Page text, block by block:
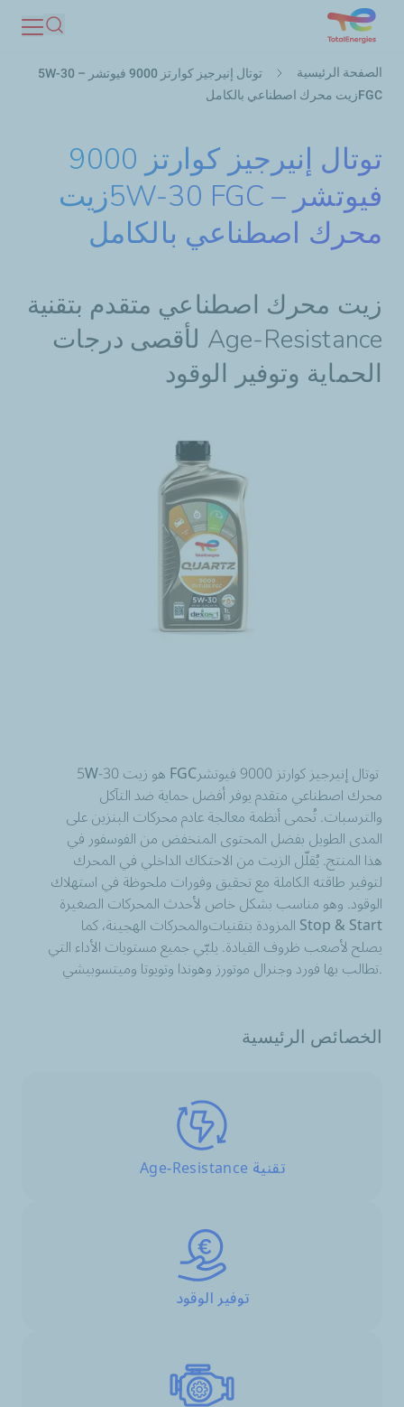
المحتوى
بحث
مسار
التنقل
الصفحة الرئيسية
توتال إنیرجیز كوارتز 9000 فیوتشر – 5W-30
FGCزیت محرك اصطناعي بالكامل
توتال إنیرجیز كوارتز 9000
فیوتشر – 5W-30 FGCزیت
محرك اصطناعي بالكامل
زيت محرك اصطناعي متقدم بتقنية
Age-Resistance لأقصى درجات
الحماية وتوفير الوقود
FGC ‏5W -30 هو زيت
محرك اصطناعي متقدم يوفر أفضل حماية ضد التآكل
والترسبات. تُحمى أنظمة معالجة عادم محركات البنزين على
المدى الطويل بفضل المحتوى المنخفض من الفوسفور في
هذا المنتج. يُقلّل الزيت من الاحتكاك الداخلي في المحرك
لتوفير طاقته الكاملة مع تحقيق وفورات ملحوظة في استهلاك
الوقود. وهو مناسب بشكل خاص لأحدث المحركات الصغيرة
Stop & Start
يصلح لأصعب ظروف القيادة. يلبّي جميع مستويات الأداء التي
تطالب بها فورد وجنرال موتورز وهوندا وتويوتا وميتسوبيشي.
الخصائص الرئيسية
تقنية Age-Resistance
توفير الوقود